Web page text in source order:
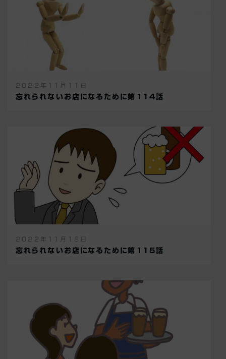
2022年11月11日
忘れられないお店になるために第114話
2022年11月18日
忘れられないお店になるために第115話